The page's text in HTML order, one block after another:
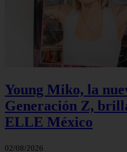
Young Miko, la
Generación Z,
ELLE México
02/08/2026